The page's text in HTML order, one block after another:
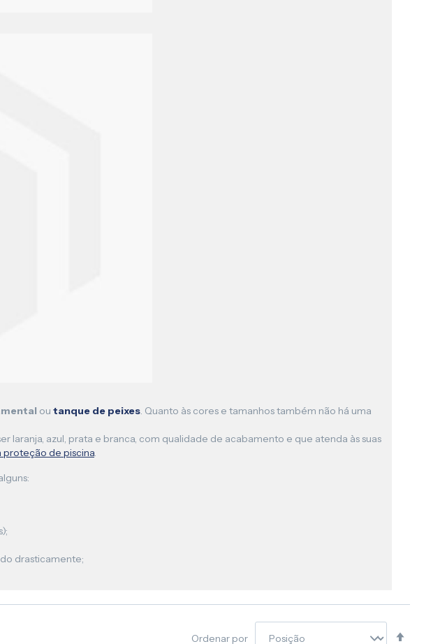
ou tanque de peixes. Quanto às cores e tamanhos também não há uma
laranja, azul, prata e branca, com qualidade de acabamento e que atenda às suas
proteção de piscina.
drasticamente;
Ordenar por